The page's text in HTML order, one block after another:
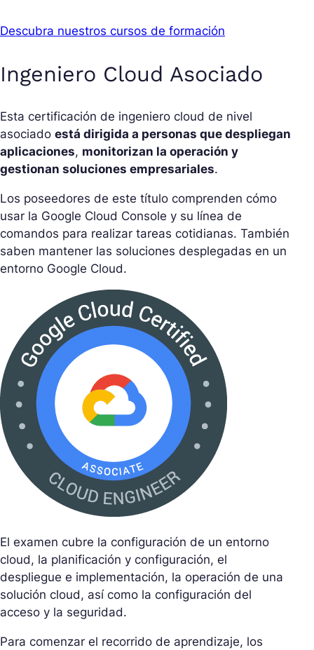
Descubra nuestros cursos de formación
Ingeniero Cloud Asociado
Esta certificación de ingeniero cloud de nivel
asociado está dirigida a personas que despliegan
aplicaciones, monitorizan la operación y
gestionan soluciones empresariales.
Los poseedores de este título comprenden cómo
usar la Google Cloud Console y su línea de
comandos para realizar tareas cotidianas. También
saben mantener las soluciones desplegadas en un
entorno Google Cloud.
El examen cubre la configuración de un entorno
cloud, la planificación y configuración, el
despliegue e implementación, la operación de una
solución cloud, así como la configuración del
acceso y la seguridad.
Para comenzar el recorrido de aprendizaje, los